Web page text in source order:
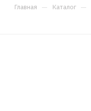
Главная — Каталог —